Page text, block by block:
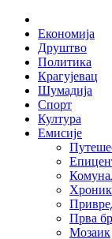
Skip
content
Економија
Друштво
Политика
Крагујевац
Шумадија
Спорт
Култура
Емисије
Прва
Мозаик